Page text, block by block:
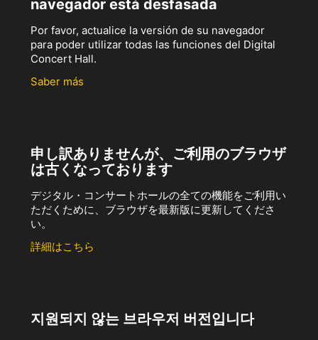
navegador está desfasada
Por favor, actualice la versión de su navegador
para poder utilizar todas las funciones del Digital
Concert Hall.
Saber más
申し訳ありませんが、ご利用のブラウザ
は古くなっております
デジタル・コンサートホールの全ての機能をご利用い
ただくために、ブラウザを最新版に更新してくださ
い。
詳細はこちら
지원되지 않는 브라우저 버전입니다